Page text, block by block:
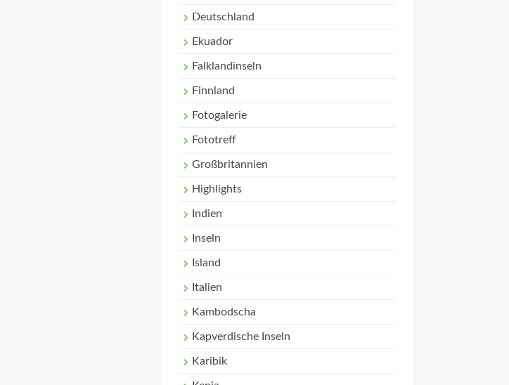
Deutschland
Ekuador
Falklandinseln
Finnland
Fotogalerie
Fototreff
Großbritannien
Highlights
Indien
Inseln
Island
Italien
Kambodscha
Kapverdische Inseln
Karibik